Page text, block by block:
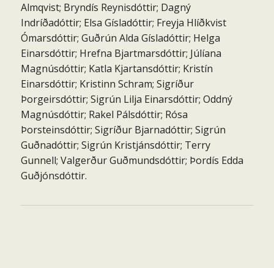
Almqvist; Bryndís Reynisdóttir; Dagný
Indríðadóttir; Elsa Gísladóttir; Freyja Hlíðkvist
Ómarsdóttir; Guðrún Alda Gísladóttir; Helga
Einarsdóttir; Hrefna Bjartmarsdóttir; Júlíana
Magnúsdóttir; Katla Kjartansdóttir; Kristín
Einarsdóttir; Kristinn Schram; Sigríður
Þorgeirsdóttir; Sigrún Lilja Einarsdóttir; Oddný
Magnúsdóttir; Rakel Pálsdóttir; Rósa
Þorsteinsdóttir; Sigríður Bjarnadóttir; Sigrún
Guðnadóttir; Sigrún Kristjánsdóttir; Terry
Gunnell; Valgerður Guðmundsdóttir; Þordís Edda
Guðjónsdóttir.